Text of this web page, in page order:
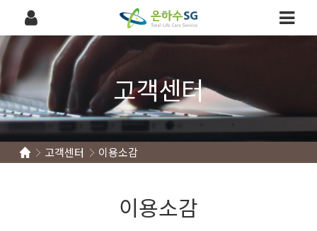
고객센터
고객센터 이용소감
이용소감